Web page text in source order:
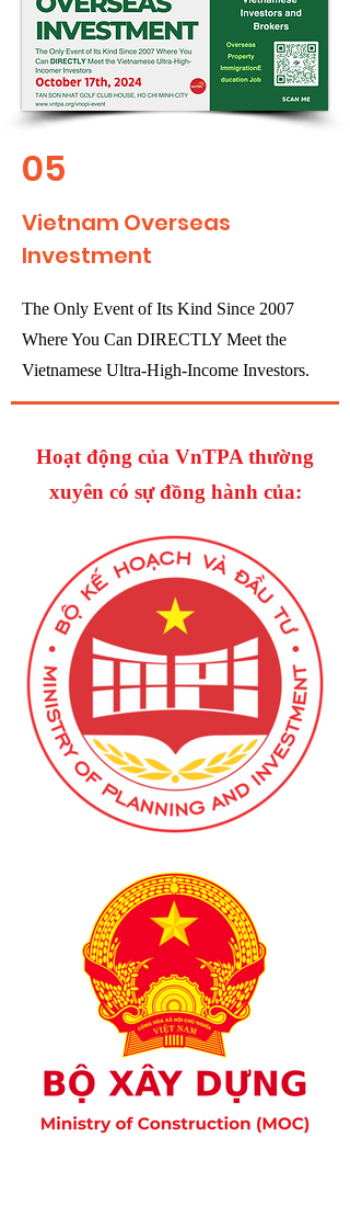
05
Vietnam Overseas
Investment
The Only Event of Its Kind Since 2007
Where You Can DIRECTLY Meet the
Vietnamese Ultra-High-Income Investors.
Hoạt động của VnTPA thường
xuyên có sự đồng hành của: